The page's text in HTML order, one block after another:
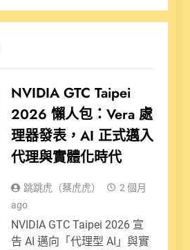
NVIDIA GTC Taipei
2026 懶人包：Vera 處
理器發表，AI 正式邁入
代理與實體化時代
跳跳虎（蔡虎虎）
2 個月
ago
NVIDIA GTC Taipei 2026 宣
告 AI 邁向「代理型 AI」與實